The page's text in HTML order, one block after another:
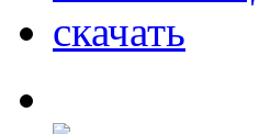
скачать